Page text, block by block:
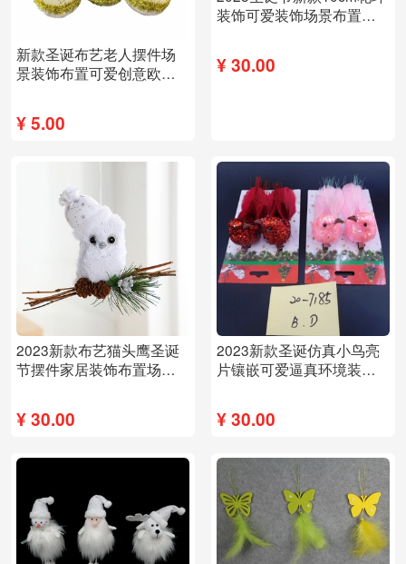
新款圣诞布艺老人摆件场
景装饰布置可爱创意欧洲
¥5.00
装饰可爱装饰场景布置通
¥30.00
2023新款布艺猫头鹰圣诞
节摆件家居装饰布置场景
¥30.00
2023新款圣诞仿真小鸟亮
片镶嵌可爱逼真环境装饰
¥30.00